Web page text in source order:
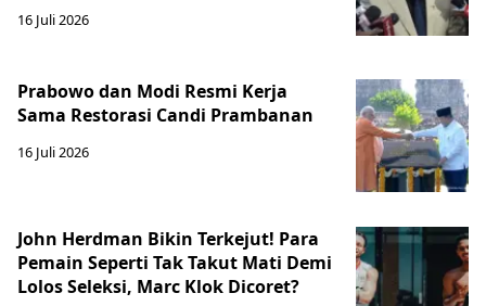
16 Juli 2026
Prabowo dan Modi Resmi Kerja
Sama Restorasi Candi Prambanan
16 Juli 2026
John Herdman Bikin Terkejut! Para
Pemain Seperti Tak Takut Mati Demi
Lolos Seleksi, Marc Klok Dicoret?